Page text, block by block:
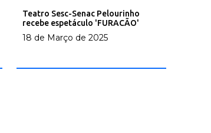
Teatro Sesc-Senac Pelourinho
recebe espetáculo 'FURACÃO'
18 de Março de 2025